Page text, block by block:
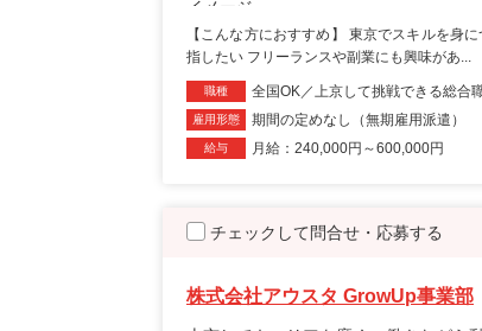
【こんな方におすすめ】 東京でスキルを身
指したい フリーランスや副業にも興味があ...
職種 全国OK／上京して挑戦できる総合
雇用形態 期間の定めなし（無期雇用派遣）
給与 月給：240,000円～600,000円
チェックして問合せ・応募する
株式会社アウスタ GrowUp事業部